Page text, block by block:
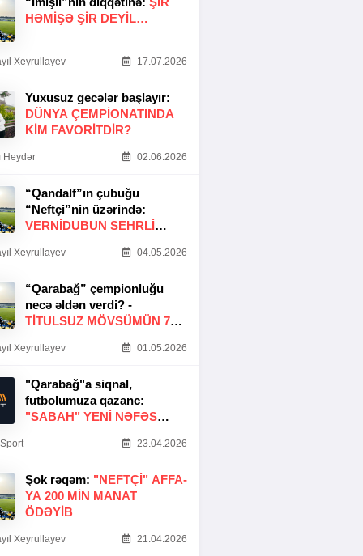
HƏMIŞƏ ŞIR DEYIL…
Xeyrullayev 17.07.2026
Yuxusuz gecələr başlayır:
DÜNYA ÇEMPIONATINDA
KIM FAVORITDIR?
Heydər 02.06.2026
“Qandalf”ın çubuğu
“Neftçi”nin üzərində:
VERNİDUBUN SEHRLİ
Xeyrullayev 04.05.2026
“Qarabağ” çempionluğu
necə əldən verdi? -
TITULSUZ MÖVSÜMÜN 7
Xeyrullayev 01.05.2026
"Qarabağ"a siqnal,
futbolumuza qazanc:
"SABAH" YENI NƏFƏS
23.04.2026
Şok rəqəm: "NEFTÇI" AFFA-
YA 200 MIN MANAT
ÖDƏYIB
Xeyrullayev 21.04.2026